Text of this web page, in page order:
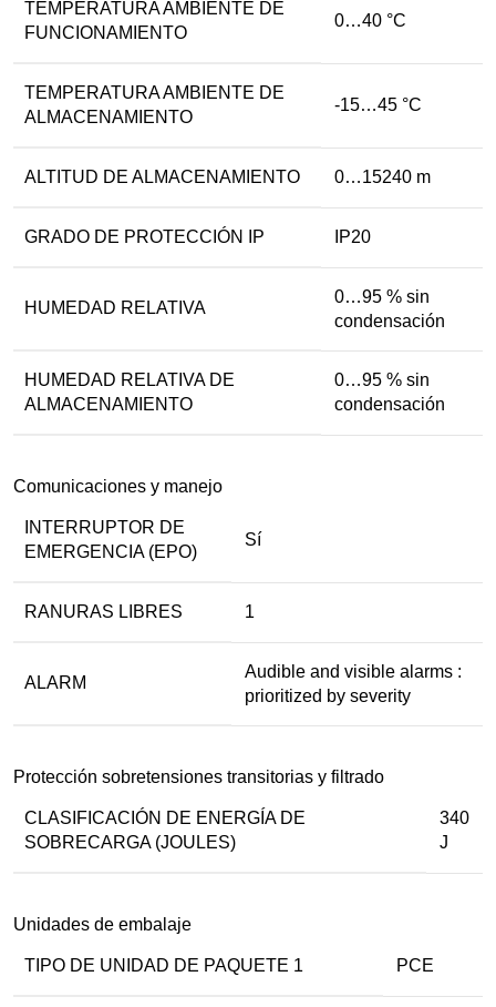
TEMPERATURA AMBIENTE DE
FUNCIONAMIENTO
0…40 °C
TEMPERATURA AMBIENTE DE
ALMACENAMIENTO
-15…45 °C
ALTITUD DE ALMACENAMIENTO 0…15240 m
GRADO DE PROTECCIÓN IP IP20
HUMEDAD RELATIVA
0…95 % sin
condensación
HUMEDAD RELATIVA DE
ALMACENAMIENTO
0…95 % sin
condensación
Comunicaciones y manejo
INTERRUPTOR DE
EMERGENCIA (EPO)
Sí
RANURAS LIBRES 1
ALARM
Audible and visible alarms :
prioritized by severity
Protección sobretensiones transitorias y filtrado
CLASIFICACIÓN DE ENERGÍA DE
SOBRECARGA (JOULES)
340
J
Unidades de embalaje
TIPO DE UNIDAD DE PAQUETE 1 PCE